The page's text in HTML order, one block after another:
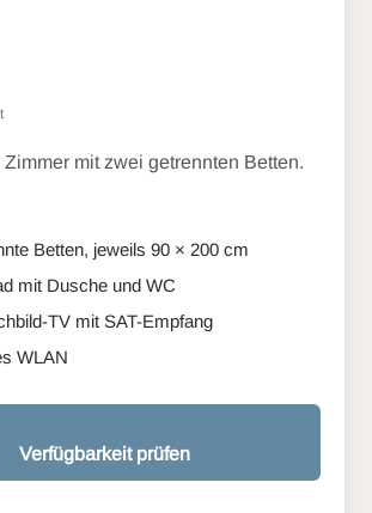
mit zwei getrennten Betten.
Betten, jeweils 90 × 200 cm
mit Dusche und WC
TV mit SAT-Empfang
WLAN
Verfügbarkeit prüfen